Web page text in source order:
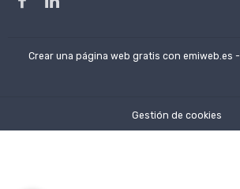
Crear una página web gratis con emiweb.es -
Gestión de cookies